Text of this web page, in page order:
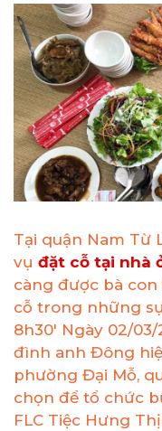
Tại quận Nam Từ
vụ đặt cỗ tại nhà
càng được bà
cỗ trong những
8h30' Ngày 02/
đình anh Đông
phường Đại Mỗ,
chọn để tổ chức
FLC Tiệc Hưng